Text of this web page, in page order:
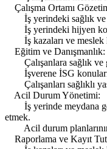
Çalışma Ortamı
İş yerindeki sağlık ve
İş yerindeki hijyen
İş kazaları ve meslek
Eğitim ve Danışmanlık:
Çalışanlara sağlık ve
İşverene İSG
Çalışanları sağlıklı
Acil Durum Yönetimi:
İş yerinde meydana
etmek.
Acil durum planlarının
Raporlama ve Kayıt